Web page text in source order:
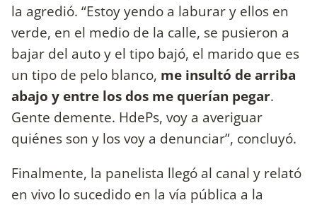
la agredió. “Estoy yendo a laburar y ellos en
verde, en el medio de la calle, se pusieron a
bajar del auto y el tipo bajó, el marido que es
un tipo de pelo blanco, me insultó de arriba
abajo y entre los dos me querían pegar.
Gente demente. HdePs, voy a averiguar
quiénes son y los voy a denunciar”, concluyó.
Finalmente, la panelista llegó al canal y relató
en vivo lo sucedido en la vía pública a la